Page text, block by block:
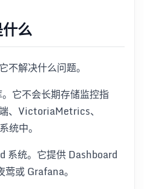
么
不解决什么问题。
它不会长期存储监控指
、VictoriaMetrics、
统中。
系统。它提供 Dashboard
或 Grafana。